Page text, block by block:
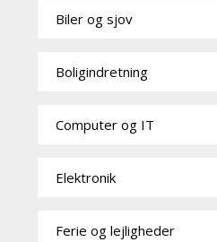
Biler og sjov
Boligindretning
Computer og IT
Elektronik
Ferie og lejligheder